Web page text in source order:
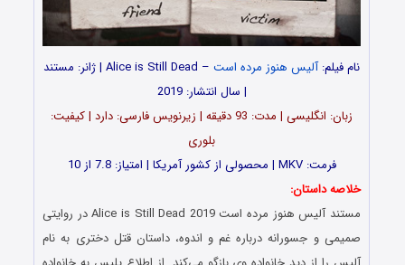
نام فیلم:آلیس هنوز مرده است
– Alice is Still Dead | ژانر: مستند
| سال انتشار: 2019
زبان: انگلیسی | مدت‌: 93 دقیقه | زیرنویس فارسی: دارد | کیفیت:
بلوری
فرمت: MKV | محصولی از کشور آمریکا | امتیاز: 7.8 از 10
خلاصه داستان:
مستند آلیس هنوز مرده است Alice is Still Dead 2019 در روایتی
صمیمی و جسورانه درباره غم و اندوه، داستان قتل دختری به نام